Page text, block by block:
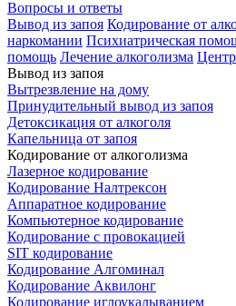
Вопросы и ответы
Вывод из запоя Кодирование от
наркомании Психиатрическая
помощь Лечение алкоголизма
Вывод из запоя
Вытрезвление на дому
Принудительный вывод из запоя
Детоксикация от алкоголя
Капельница от запоя
Кодирование от алкоголизма
Лазерное кодирование
Кодирование Налтрексон
Аппаратное кодирование
Компьютерное кодирование
Кодирование с провокацией
SIT кодирование
Кодирование Алгоминал
Кодирование Аквилонг
Кодирование иглоукалыванием